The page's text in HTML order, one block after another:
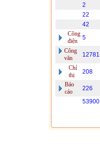
2
22
42
Công
điện
5
Công
văn
12781
Chỉ
thị
208
Báo
cáo
226
53900